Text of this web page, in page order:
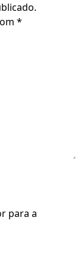
*
para a